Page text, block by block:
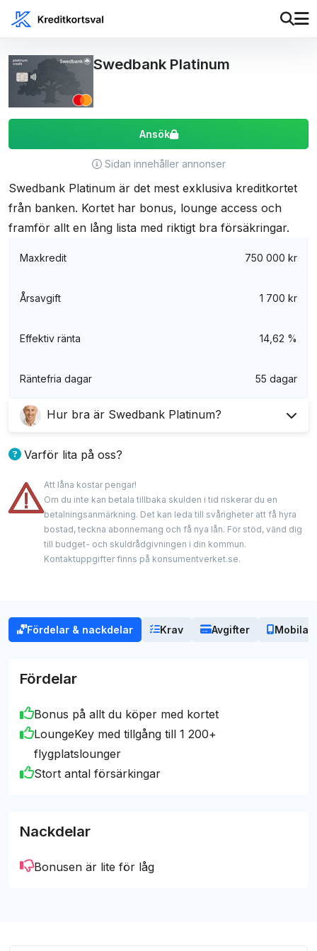
Ansök
Sidan innehåller annonser
Swedbank Platinum
Swedbank Platinum är det mest exklusiva kreditkortet
från banken. Kortet har bonus, lounge access och
framför allt en lång lista med riktigt bra försäkringar.
Maxkredit 750 000 kr
Årsavgift 1 700 kr
Effektiv ränta 14,62 %
Räntefria dagar 55 dagar
Hur bra är Swedbank Platinum?
Enligt mig är Swedbank Platinum ett av de
rimlig årsavgift och låg ränta får du tillgång till ett
stort antal förmåner på resan och i vardagen.
Jag tycker dock att bonusen är ganska låg även
om det är ovanligt att få bonus utbetald av
vardagen.
[email protected]
Varför lita på oss?
Våra experter har lång erfarenhet inom finans med
spetskunskap om kreditkort. De delar med sig av
oberoende och ärliga analyser och granskningar.
Vi samarbetar med några av kreditgivarna som
innehåll. Vårt mål är – och har alltid varit – att
kreditkortsvalet för dig.
Att låna kostar pengar!
Om du inte kan betala tillbaka skulden i tid riskerar du en
betalningsanmärkning. Det kan leda till svårigheter att få hyra
bostad, teckna abonnemang och få nya lån. För stöd, vänd dig
till budget- och skuldrådgivningen i din kommun.
Kontaktuppgifter finns på konsumentverket.se.
Fördelar & nackdelar Krav Avgifter Mobila
Fördelar
Bonus på allt du köper med kortet
LoungeKey med tillgång till 1 200+
flygplatslounger
Stort antal försärkingar
Nackdelar
Bonusen är lite för låg